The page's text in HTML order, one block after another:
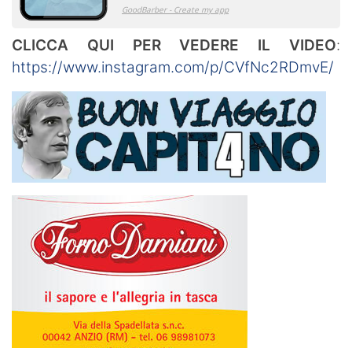
CLICCA QUI PER VEDERE IL VIDEO:
https://www.instagram.com/p/CVfNc2RDmvE/